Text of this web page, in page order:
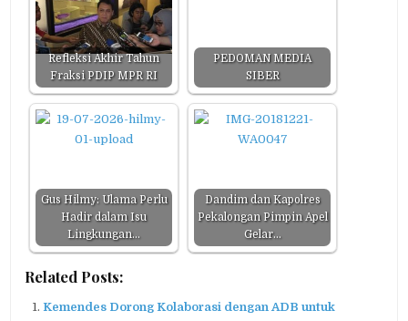
Refleksi Akhir Tahun
Fraksi PDIP MPR RI
PEDOMAN MEDIA
SIBER
Gus Hilmy: Ulama Perlu
Hadir dalam Isu
Lingkungan…
Dandim dan Kapolres
Pekalongan Pimpin Apel
Gelar…
Related Posts:
Kemendes Dorong Kolaborasi dengan ADB untuk